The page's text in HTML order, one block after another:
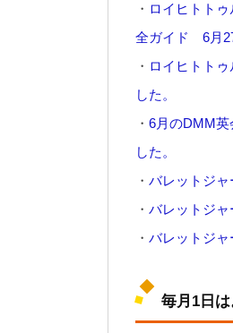
・ ロイヒトト
全ガイド 6月
・ ロイヒトト
した。
・ 6月のDMM英
した。
・ バレットジャ
・ バレットジャ
・ バレットジ
毎月1日は